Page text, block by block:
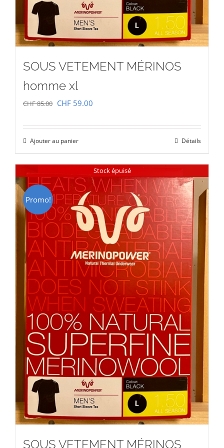
SOUS VETEMENT MÉRINOS
homme xl
CHF85.00 Le
était :
CHF 85.00.
CHF 59.00
CHF 59.00.
Ajouter au panier Détails
Stock épuisé
Promo!
SOUS VETEMENT MÉRINOS